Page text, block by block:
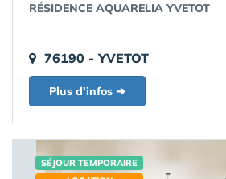
RÉSIDENCE AQUARELIA YVETOT
76190 - YVETOT
Plus d'infos ➔
SÉJOUR TEMPORAIRE